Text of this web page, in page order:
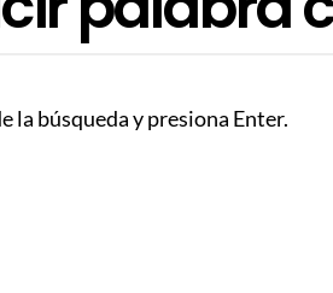
la búsqueda y presiona Enter.